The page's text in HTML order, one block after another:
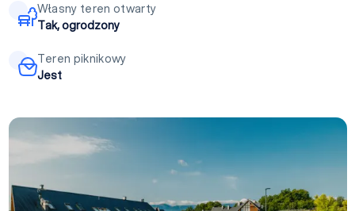
Własny teren otwarty
Tak, ogrodzony
Teren piknikowy
Jest